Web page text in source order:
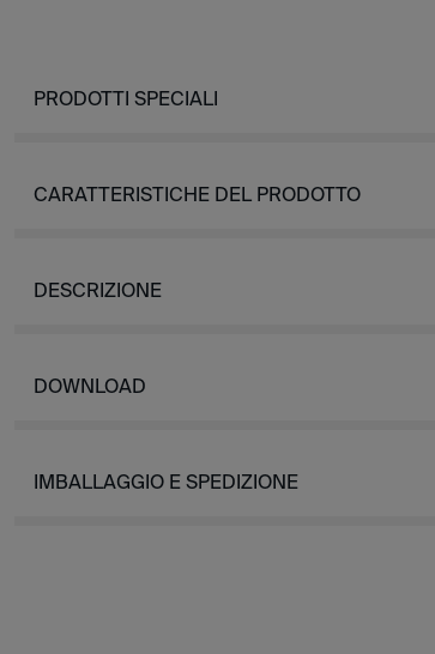
PRODOTTI SPECIALI
CARATTERISTICHE DEL PRODOTTO
DESCRIZIONE
DOWNLOAD
IMBALLAGGIO E SPEDIZIONE